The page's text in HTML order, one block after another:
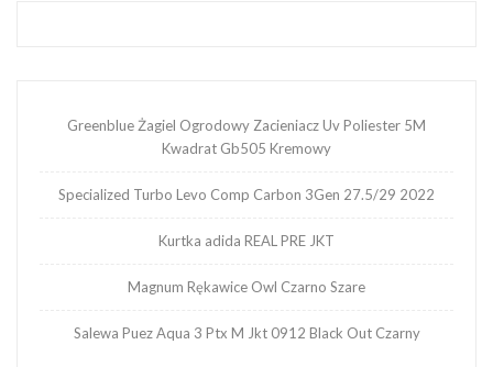
Greenblue Żagiel Ogrodowy Zacieniacz Uv Poliester 5M
Kwadrat Gb505 Kremowy
Specialized Turbo Levo Comp Carbon 3Gen 27.5/29 2022
Kurtka adida REAL PRE JKT
Magnum Rękawice Owl Czarno Szare
Salewa Puez Aqua 3 Ptx M Jkt 0912 Black Out Czarny